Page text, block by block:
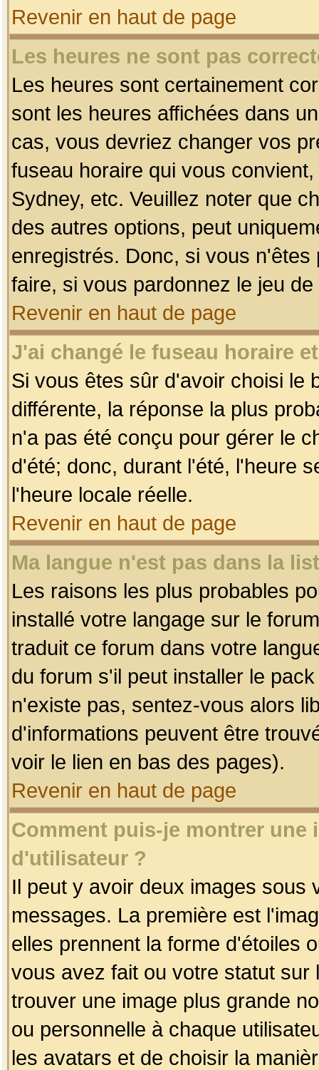
Revenir en haut de page
Les heures ne sont pas
Les heures sont certainement
sont les heures affichées dans
cas, vous devriez changer vos
fuseau horaire qui vous
Sydney, etc. Veuillez noter que
des autres options, peut
enregistrés. Donc, si vous
faire, si vous pardonnez le jeu
Revenir en haut de page
J'ai changé le fuseau horaire
Si vous êtes sûr d'avoir choisi le
différente, la réponse la plus
n'a pas été conçu pour gérer le
d'été; donc, durant l'été, l'heure
l'heure locale réelle.
Revenir en haut de page
Ma langue n'est pas dans la
Les raisons les plus probables
installé votre langage sur le
traduit ce forum dans votre
du forum s'il peut installer le
n'existe pas, sentez-vous alors
d'informations peuvent être
voir le lien en bas des pages).
Revenir en haut de page
Comment puis-je montrer une
d'utilisateur ?
Il peut y avoir deux images sous
messages. La première est
elles prennent la forme d'étoiles
vous avez fait ou votre statut
trouver une image plus grande
ou personnelle à chaque
les avatars et de choisir la